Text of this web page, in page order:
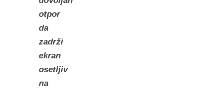
otpor
da
zadrži
ekran
osetljiv
na